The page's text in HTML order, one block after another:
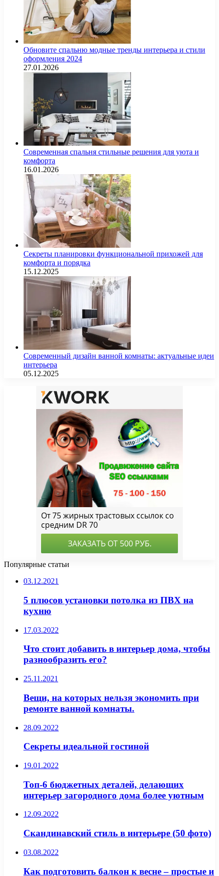
Обновите спальню модные тренды интерьера и стили
оформления 2024
27.01.2026
Современная спальня стильные решения для уюта и
комфорта
16.01.2026
Секреты планировки функциональной прихожей для
комфорта и порядка
15.12.2025
Современный дизайн ванной комнаты: актуальные идеи
интерьера
05.12.2025
Популярные статьи
03.12.2021
5 плюсов установки потолка из ПВХ на
кухню
17.03.2022
Что стоит добавить в интерьер дома, чтобы
разнообразить его?
25.11.2021
Вещи, на которых нельзя экономить при
ремонте ванной комнаты.
28.09.2022
Секреты идеальной гостиной
19.01.2022
Топ-6 бюджетных деталей, делающих
интерьер загородного дома более уютным
12.09.2022
Скандинавский стиль в интерьере (50 фото)
03.08.2022
Как подготовить балкон к весне – простые и